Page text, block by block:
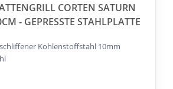
CORTEN SATURN
- GEPRESSTE STAHLPLATTE
Kohlenstoffstahl 10mm